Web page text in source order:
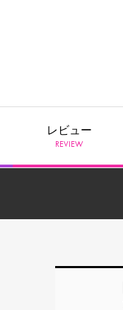
レビュー
REVIEW